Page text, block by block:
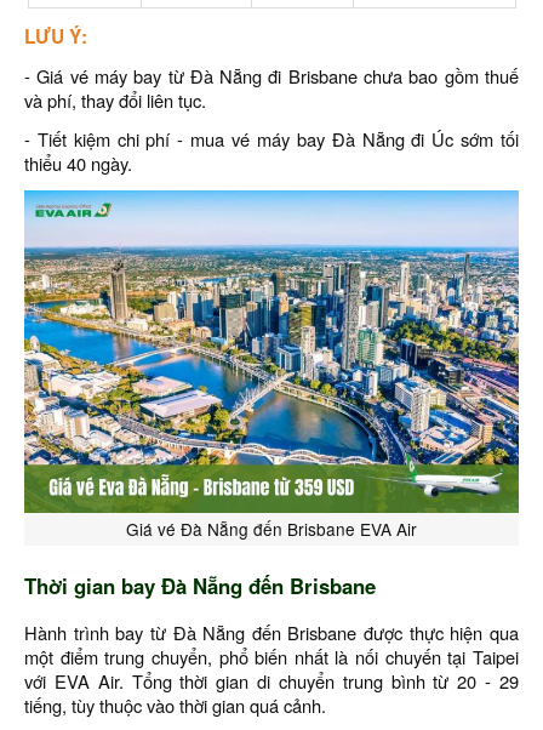
LƯU Ý:
- Giá vé máy bay từ Đà Nẵng đi Brisbane chưa bao gồm thuế
và phí, thay đổi liên tục.
- Tiết kiệm chi phí - mua vé máy bay Đà Nẵng đi Úc sớm tối
thiểu 40 ngày.
Giá vé Đà Nẵng đến Brisbane EVA Air
Thời gian bay Đà Nẵng đến Brisbane
Hành trình bay từ Đà Nẵng đến Brisbane được thực hiện qua
một điểm trung chuyển, phổ biến nhất là nối chuyến tại Taipei
với EVA Air. Tổng thời gian di chuyển trung bình từ 20 - 29
tiếng, tùy thuộc vào thời gian quá cảnh.